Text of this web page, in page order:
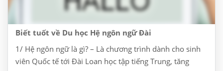
Biết tuốt về Du học Hệ ngôn ngữ Đài
1/ Hệ ngôn ngữ là gì? – Là chương trình dành cho sinh
viên Quốc tế tới Đài Loan học tập tiếng Trung, tăng